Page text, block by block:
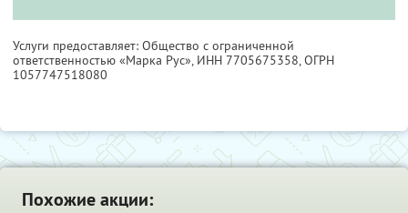
Услуги предоставляет: Общество с ограниченной
ответственностью «Марка Рус», ИНН 7705675358, ОГРН
1057747518080
Похожие акции: